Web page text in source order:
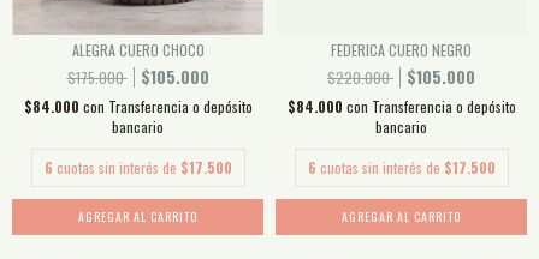
ALEGRA CUERO CHOCO
$175.000
$105.000
$84.000 con Transferencia o depósito
bancario
6 cuotas sin interés de $17.500
AGREGAR AL CARRITO
FEDERICA CUERO NEGRO
$220.000
$105.000
$84.000 con Transferencia o depósito
bancario
6 cuotas sin interés de $17.500
AGREGAR AL CARRITO